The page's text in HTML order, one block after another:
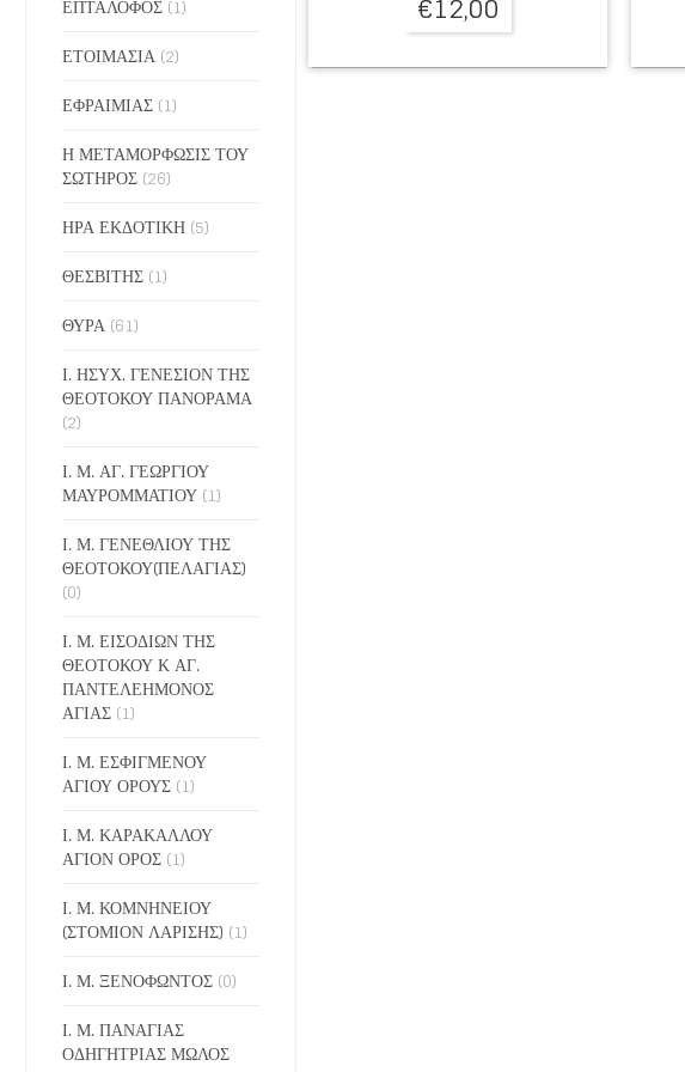
ΕΠΤΑΛΟΦΟΣ (1)
ΕΤΟΙΜΑΣΙΑ (2)
ΕΦΡΑΙΜΙΑΣ (1)
Η ΜΕΤΑΜΟΡΦΩΣΙΣ ΤΟΥ
ΣΩΤΗΡΟΣ (26)
ΗΡΑ ΕΚΔΟΤΙΚΗ (5)
ΘΕΣΒΙΤΗΣ (1)
ΘΥΡΑ (61)
Ι. ΗΣΥΧ. ΓΕΝΕΣΙΟΝ ΤΗΣ
ΘΕΟΤΟΚΟΥ ΠΑΝΟΡΑΜΑ
(2)
Ι. Μ. ΑΓ. ΓΕΩΡΓΙΟΥ
ΜΑΥΡΟΜΜΑΤΙΟΥ (1)
Ι. Μ. ΓΕΝΕΘΛΙΟΥ ΤΗΣ
ΘΕΟΤΟΚΟΥ(ΠΕΛΑΓΙΑΣ)
(0)
Ι. Μ. ΕΙΣΟΔΙΩΝ ΤΗΣ
ΘΕΟΤΟΚΟΥ Κ ΑΓ.
ΠΑΝΤΕΛΕΗΜΟΝΟΣ
ΑΓΙΑΣ (1)
Ι. Μ. ΕΣΦΙΓΜΕΝΟΥ
ΑΓΙΟΥ ΟΡΟΥΣ (1)
Ι. Μ. ΚΑΡΑΚΑΛΛΟΥ
ΑΓΙΟΝ ΟΡΟΣ (1)
Ι. Μ. ΚΟΜΝΗΝΕΙΟΥ
(ΣΤΟΜΙΟΝ ΛΑΡΙΣΗΣ) (1)
Ι. Μ. ΞΕΝΟΦΩΝΤΟΣ (0)
Ι. Μ. ΠΑΝΑΓΙΑΣ
ΟΔΗΓΗΤΡΙΑΣ ΜΩΛΟΣ